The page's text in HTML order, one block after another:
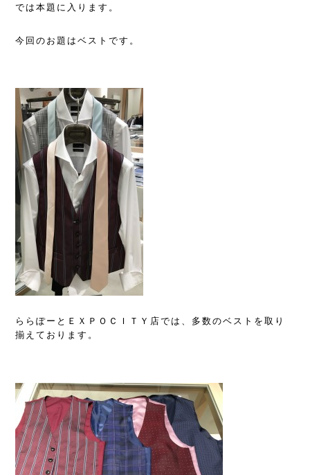
では本題に入ります。
今回のお題はベストです。
ららぽーとＥＸＰＯＣＩＴＹ店では、多数のベストを取り
揃えております。